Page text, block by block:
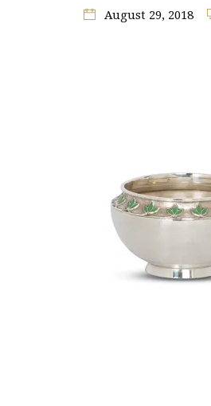
August 29, 2018